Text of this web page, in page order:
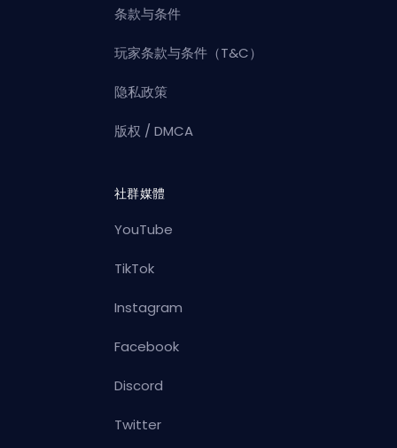
条款与条件
玩家条款与条件（T&C）
隐私政策
版权 / DMCA
社群媒體
YouTube
TikTok
Instagram
Facebook
Discord
Twitter